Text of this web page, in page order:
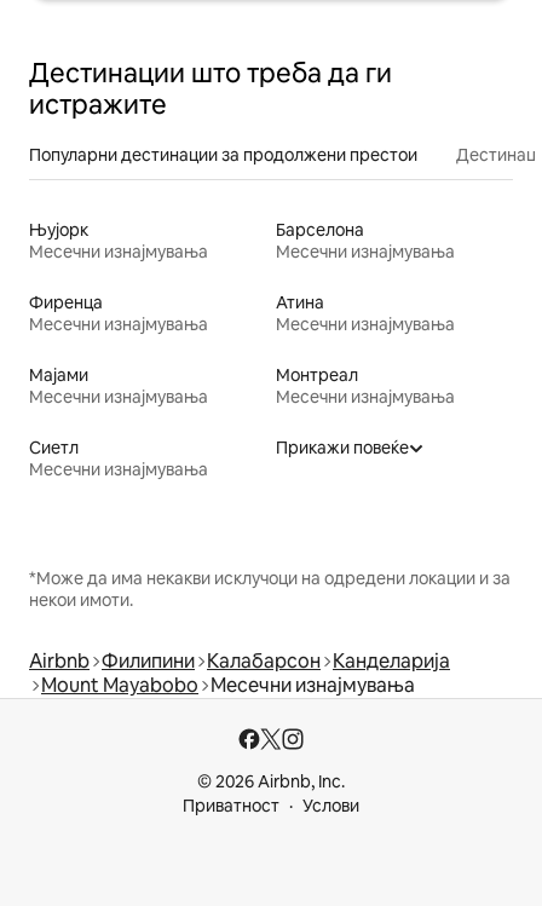
Дестинации што треба да ги
истражите
Популарни дестинации за продолжени престои
Њујорк
Месечни изнајмувања
Барселона
Месечни изнајмувања
Фиренца
Месечни изнајмувања
Атина
Месечни изнајмувања
Мајами
Месечни изнајмувања
Монтреал
Месечни изнајмувања
Сиетл
Месечни изнајмувања
Прикажи повеќе
*Може да има некакви исклучоци на одредени локации и за
некои имоти.
Airbnb Филипини Калабарсон Канделарија
Mount Mayabobo Месечни изнајмувања
© 2026 Airbnb, Inc.
Приватност
Услови